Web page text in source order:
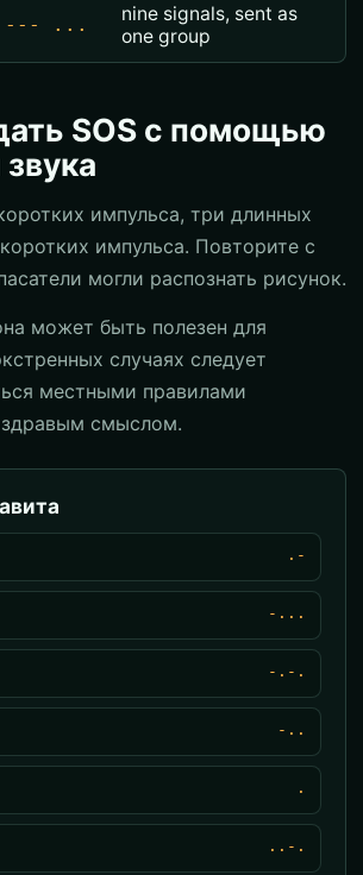
...
nine signals, sent as
one group
SOS с помощью
импульса, три длинных
импульса. Повторите с
могли распознать рисунок.
может быть полезен для
случаях следует
местными правилами
здравым смыслом.
.-
-...
-.-.
-..
.
..-.